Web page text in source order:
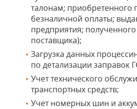
талонам; приобретенного
безналичной оплаты;
предприятия;
поставщика);
Загрузка данных
по детализации заправок
Учет технического
транспортных средств;
Учет номерных шин и